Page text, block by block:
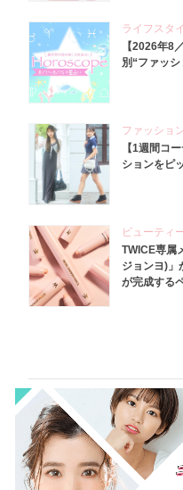
ライフスタ
【2026年8
別“ファッ
ファッショ
【1週間コ
ションをピ
ビューティ
TWICE専属
ジョンヨ)」
が完成する